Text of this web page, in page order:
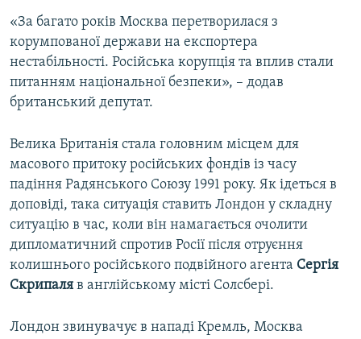
«За багато років Москва перетворилася з
корумпованої держави на експортера
нестабільності. Російська корупція та вплив стали
питанням національної безпеки», – додав
британський депутат.
Велика Британія стала головним місцем для
масового притоку російських фондів із часу
падіння Радянського Союзу 1991 року. Як ідеться в
доповіді, така ситуація ставить Лондон у складну
ситуацію в час, коли він намагається очолити
дипломатичний спротив Росії після отруєння
колишнього російського подвійного агента Сергія
Скрипаля в англійському місті Солсбері.
Лондон звинувачує в нападі Кремль, Москва